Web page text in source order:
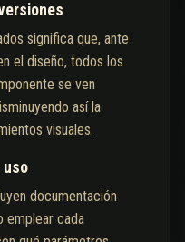
significa que, ante
el diseño, todos los
se ven
así la
visuales.
uso
documentación
emplear cada